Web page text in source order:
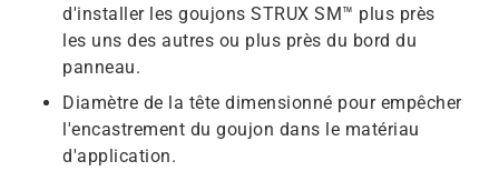
d'installer les goujons STRUX SM™ plus près
les uns des autres ou plus près du bord du
panneau.
Diamètre de la tête dimensionné pour empêcher
l'encastrement du goujon dans le matériau
d'application.